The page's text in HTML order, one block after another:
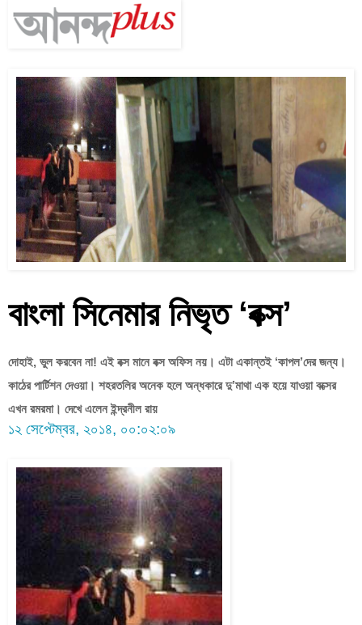
বাংলা সিনেমার নিভৃত ‘বক্স’
দোহাই, ভুল করবেন না! এই বক্স মানে বক্স অফিস নয়। এটা একান্তই ‘কাপল’দের জন্য।
কাঠের পার্টিশন দেওয়া। শহরতলির অনেক হলে অন্ধকারে দু’মাথা এক হয়ে যাওয়া বক্সের
এখন রমরমা। দেখে এলেন ইন্দ্রনীল রায়
১২ সেপ্টেম্বর, ২০১৪, ০০:০২:০৯